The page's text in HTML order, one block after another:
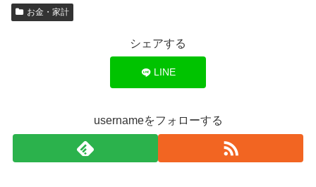
お金・家計
シェアする
LINE
usernameをフォローする